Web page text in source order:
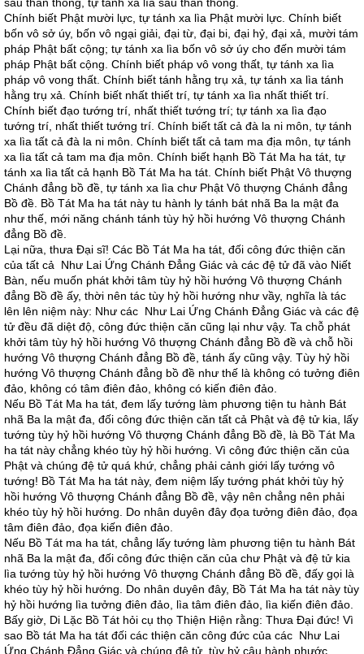
Chính biết Phật mười lực, tự tánh xa lìa Phật mười lực. Chính biết
bốn vô sở úy, bốn vô ngại giải, đại từ, đại bi, đại hỷ, đại xả, mười tám
pháp Phật bất cộng; tự tánh xa lìa bốn vô sở úy cho đến mười tám
pháp Phật bất cộng. Chính biết pháp vô vong thất, tự tánh xa lìa
pháp vô vong thất. Chính biết tánh hằng trụ xả, tự tánh xa lìa tánh
hằng trụ xả. Chính biết nhất thiết trí, tự tánh xa lìa nhất thiết trí.
Chính biết đạo tướng trí, nhất thiết tướng trí; tự tánh xa lìa đạo
tướng trí, nhất thiết tướng trí. Chính biết tất cả đà la ni môn, tự tánh
xa lìa tất cả đà la ni môn. Chính biết tất cả tam ma địa môn, tự tánh
xa lìa tất cả tam ma địa môn. Chính biết hạnh Bồ Tát Ma ha tát, tự
tánh xa lìa tất cả hạnh Bồ Tát Ma ha tát. Chính biết Phật Vô thượng
Chánh đẳng bồ đề, tự tánh xa lìa chư Phật Vô thượng Chánh đẳng
Bồ đề. Bồ Tát Ma ha tát này tu hành ly tánh bát nhã Ba la mật đa
như thế, mới năng chánh tánh tùy hỷ hồi hướng Vô thượng Chánh
đẳng Bồ đề.
Lại nữa, thưa Ðại sĩ! Các Bồ Tát Ma ha tát, đối công đức thiện căn
của tất cả Như Lai Ứng Chánh Ðẳng Giác và các đệ tử đã vào Niết
Bàn, nếu muốn phát khởi tâm tùy hỷ hồi hướng Vô thượng Chánh
đẳng Bồ đề ấy, thời nên tác tùy hỷ hồi hướng như vầy, nghĩa là tác
lên lên niệm này: Như các Như Lai Ứng Chánh Ðẳng Giác và các đệ
tử đều đã diệt độ, công đức thiện căn cũng lại như vậy. Ta chỗ phát
khởi tâm tùy hỷ hồi hướng Vô thượng Chánh đẳng Bồ đề và chỗ hồi
hướng Vô thượng Chánh đẳng Bồ đề, tánh ấy cũng vậy. Tùy hỷ hồi
hướng Vô thượng Chánh đẳng bồ đề như thế là không có tưởng điên
đảo, không có tâm điên đảo, không có kiến điên đảo.
Nếu Bồ Tát Ma ha tát, đem lấy tướng làm phương tiện tu hành Bát
nhã Ba la mật đa, đối công đức thiện căn tất cả Phật và đệ tử kia, lấy
tướng tùy hỷ hồi hướng Vô thượng Chánh đẳng Bồ đề, là Bồ Tát Ma
ha tát này chẳng khéo tùy hỷ hồi hướng. Vì công đức thiện căn của
Phật và chúng đệ tử quá khứ, chẳng phải cảnh giới lấy tướng vô
tướng! Bồ Tát Ma ha tát này, đem niệm lấy tướng phát khởi tùy hỷ
hồi hướng Vô thượng Chánh đẳng Bồ đề, vậy nên chẳng nên phải
khéo tùy hỷ hồi hướng. Do nhân duyên đây đọa tưởng điên đảo, đọa
tâm điên đảo, đọa kiến điên đảo.
Nếu Bồ Tát ma ha tát, chẳng lấy tướng làm phương tiện tu hành Bát
nhã Ba la mật đa, đối công đức thiện căn của chư Phật và đệ tử kia
lìa tướng tùy hỷ hồi hướng Vô thượng Chánh đẳng Bồ đề, đấy gọi là
khéo tùy hỷ hồi hướng. Do nhân duyên đây, Bồ Tát Ma ha tát này tùy
hỷ hồi hướng lìa tưởng điên đảo, lìa tâm điên đảo, lìa kiến điên đảo.
Bấy giờ, Di Lặc Bồ Tát hỏi cụ thọ Thiện Hiện rằng: Thưa Ðại đức! Vì
sao Bồ tát Ma ha tát đối các thiện căn công đức của các Như Lai
Ứng Chánh Ðẳng Giác và chúng đệ tử, tùy hỷ câu hành phước